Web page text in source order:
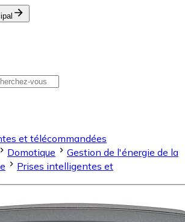
et télécommandées
Domotique
Gestion de l'énergie de la
Prises intelligentes et